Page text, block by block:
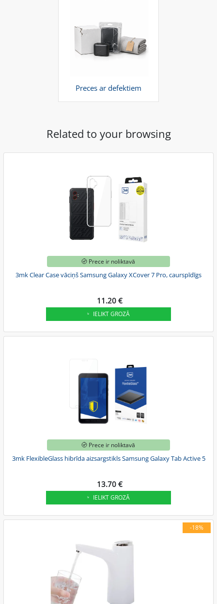
Preces ar defektiem
Related to your browsing
Prece ir noliktavā
3mk Clear Case vāciņš Samsung Galaxy XCover 7 Pro, caurspīdīgs
11.20 €
IELIKT GROZĀ
Prece ir noliktavā
3mk FlexibleGlass hibrīda aizsargstikls Samsung Galaxy Tab Active 5
13.70 €
IELIKT GROZĀ
-18%